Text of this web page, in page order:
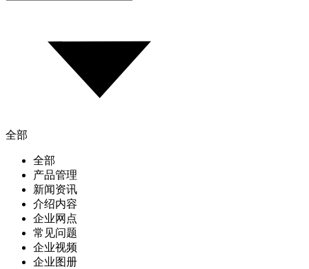
全部
全部
产品管理
新闻资讯
介绍内容
企业网点
常见问题
企业视频
企业图册